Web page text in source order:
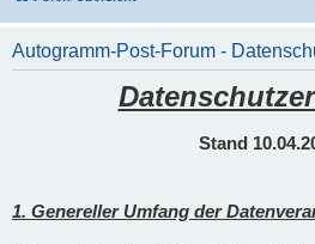
Autogramm-Post-Forum -
Stand
1. Genereller Umfang der